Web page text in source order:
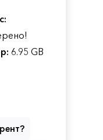
6.95 GB